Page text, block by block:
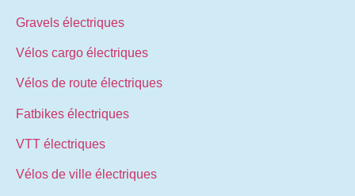
Gravels électriques
Vélos cargo électriques
Vélos de route électriques
Fatbikes électriques
VTT électriques
Vélos de ville électriques